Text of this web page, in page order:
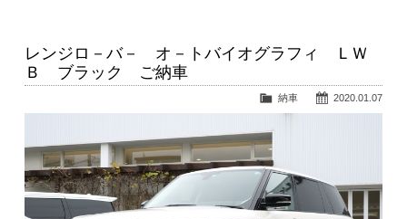
レンジロ－バ－ オ－トバイオグラフィ ＬＷ
Ｂ ブラック ご納車
2020.01.07
納車